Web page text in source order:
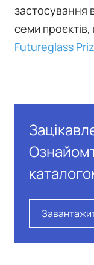
застосування
семи
Futureglass